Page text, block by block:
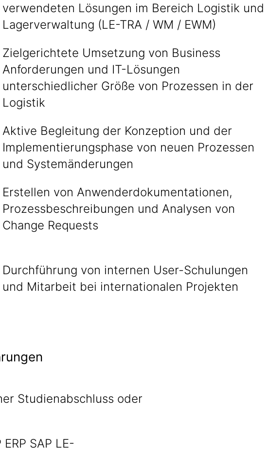
verwendeten Lösungen im Bereich Logistik und
Lagerverwaltung (LE-TRA / WM / EWM)
Zielgerichtete Umsetzung von Business
Anforderungen und IT-Lösungen
unterschiedlicher Größe von Prozessen in der
Logistik
Aktive Begleitung der Konzeption und der
Implementierungsphase von neuen Prozessen
und Systemänderungen
Erstellen von Anwenderdokumentationen,
Prozessbeschreibungen und Analysen von
Change Requests
Durchführung von internen User-Schulungen
und Mitarbeit bei internationalen Projekten
Studienabschluss oder
SAP LE-